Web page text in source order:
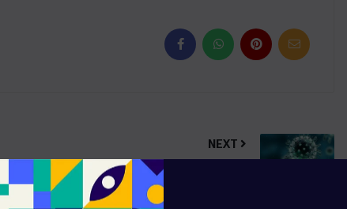
NEXT
RAHİM AĞZI YARALARI